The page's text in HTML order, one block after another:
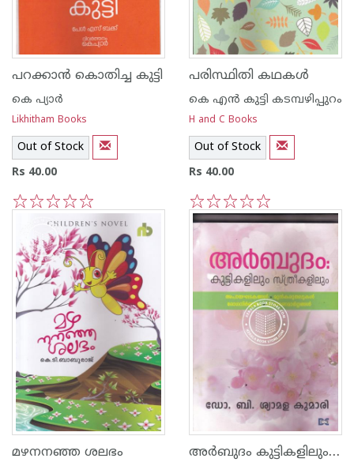
പറക്കാന്‍ കൊതിച്ച കുട്ടി
കെ പ്യാര്‍
Likhitham Books
Out of Stock
Rs 40.00
പരിസ്ഥിതി കഥകള്‍
കെ എ‌ന്‍ കുട്ടി കടമ്പഴിപ്പുറം
H and C Books
Out of Stock
Rs 40.00
5
4
3
2
1
മഴനനഞ്ഞ ശലഭം അര്‍ബുദം കുട്ടികളിലും സ്ത്രീകളിലും